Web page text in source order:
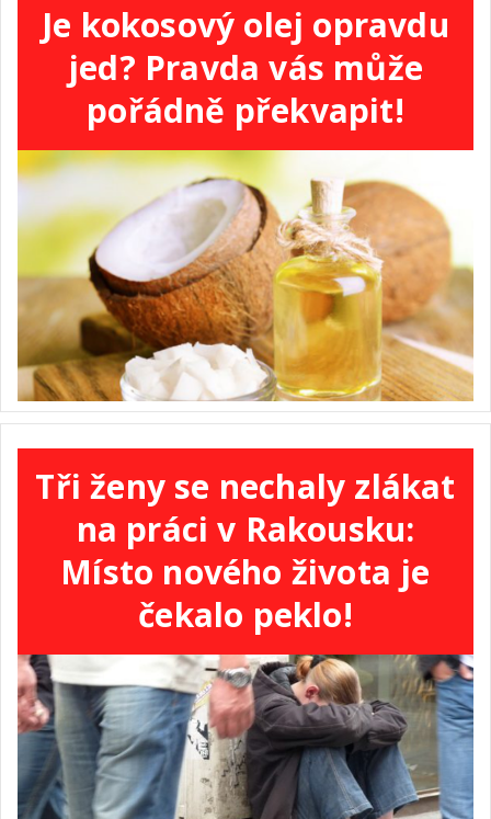
Je kokosový olej opravdu
jed? Pravda vás může
pořádně překvapit!
Tři ženy se nechaly zlákat
na práci v Rakousku:
Místo nového života je
čekalo peklo!